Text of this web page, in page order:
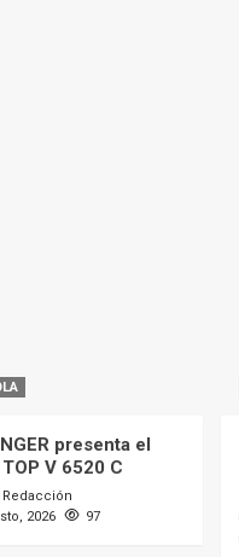
presenta el
V 6520 C
Redacción
2026
97